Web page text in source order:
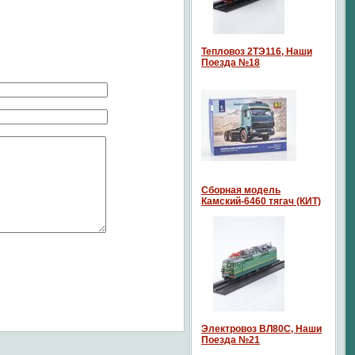
Тепловоз 2ТЭ116, Наши
Поезда №18
Сборная модель
Камский-6460 тягач (КИТ)
Электровоз ВЛ80С, Наши
Поезда №21